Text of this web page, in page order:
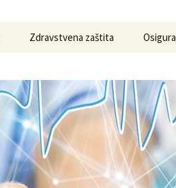
Zdravstvena zaštita